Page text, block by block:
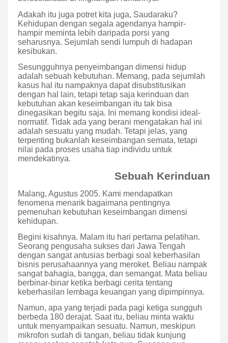
Adakah itu juga potret kita juga, Saudaraku?
Kehidupan dengan segala agendanya hampir-
hampir meminta lebih daripada porsi yang
seharusnya. Sejumlah sendi lumpuh di hadapan
kesibukan.
Sesungguhnya penyeimbangan dimensi hidup
adalah sebuah kebutuhan. Memang, pada sejumlah
kasus hal itu nampaknya dapat disubstitusikan
dengan hal lain, tetapi tetap saja kerinduan dan
kebutuhan akan keseimbangan itu tak bisa
dinegasikan begitu saja. Ini memang kondisi ideal-
normatif. Tidak ada yang berani mengatakan hal ini
adalah sesuatu yang mudah. Tetapi jelas, yang
terpenting bukanlah keseimbangan semata, tetapi
nilai pada proses usaha tiap individu untuk
mendekatinya.
Sebuah Kerinduan
Malang, Agustus 2005. Kami mendapatkan
fenomena menarik bagaimana pentingnya
pemenuhan kebutuhan keseimbangan dimensi
kehidupan.
Begini kisahnya. Malam itu hari pertama pelatihan.
Seorang pengusaha sukses dari Jawa Tengah
dengan sangat antusias berbagi soal keberhasilan
bisnis perusahaannya yang meroket. Beliau nampak
sangat bahagia, bangga, dan semangat. Mata beliau
berbinar-binar ketika berbagi cerita tentang
keberhasilan lembaga keuangan yang dipimpinnya.
Namun, apa yang terjadi pada pagi ketiga sungguh
berbeda 180 derajat. Saat itu, beliau minta waktu
untuk menyampaikan sesuatu. Namun, meskipun
mikrofon sudah di tangan, beliau tidak kunjung